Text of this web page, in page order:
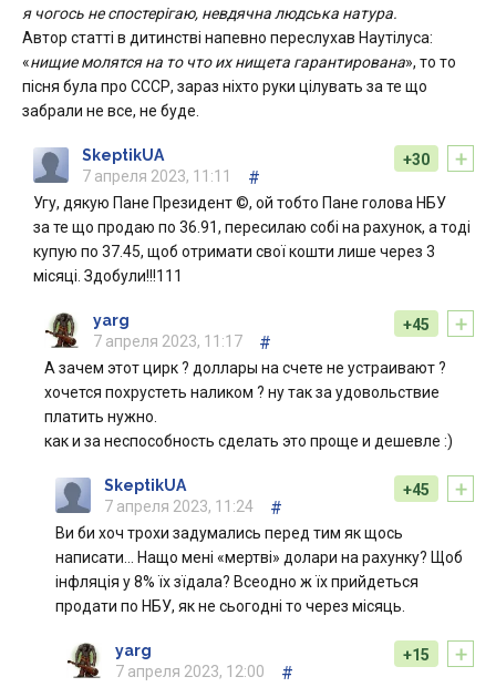
я чогось не спостерігаю, невдячна людська натура.
Автор статті в дитинстві напевно переслухав Наутілуса:
«нищие молятся на то что их нищета гарантирована», то то
пісня була про СССР, зараз ніхто руки цілувать за те що
забрали не все, не буде.
+
+30
SkeptikUA
7 апреля 2023, 11:11
#
Угу, дякую Пане Президент ©, ой тобто Пане голова НБУ
за те що продаю по 36.91, пересилаю собі на рахунок, а тоді
купую по 37.45, щоб отримати свої кошти лише через 3
місяці. Здобули!!!111
+
+45
yarg
7 апреля 2023, 11:17
#
А зачем этот цирк ? доллары на счете не устраивают ?
хочется похрустеть наликом ? ну так за удовольствие
платить нужно.
как и за неспособность сделать это проще и дешевле :)
+
+45
SkeptikUA
7 апреля 2023, 11:24
#
Ви би хоч трохи задумались перед тим як щось
написати… Нащо мені «мертві» долари на рахунку? Щоб
інфляція у 8% їх зїдала? Всеодно ж їх прийдеться
продати по НБУ, як не сьогодні то через місяць.
+
+15
yarg
7 апреля 2023, 12:00
#